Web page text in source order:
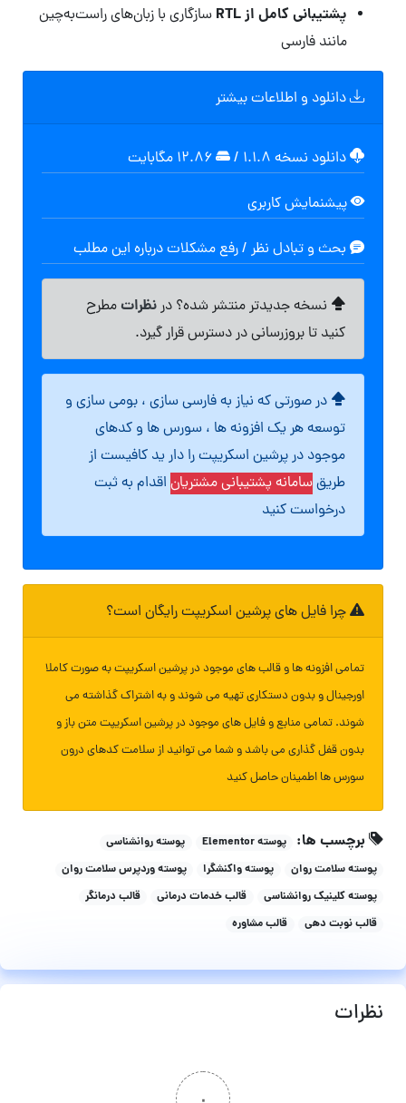
پشتیبانی کامل از RTL
سازگاری با زبان‌های راست‌به‌چین
مانند فارسی
دانلود و اطلاعات بیشتر
دانلود نسخه ۱.۱.۸ /
پیشنمایش کاربری
بحث و تبادل نظر / رفع مشکلات درباره این مطلب
نسخه جدیدتر منتشر شده؟ درنظراتمطرح
کنید تا بروزرسانی در دسترس قرار گیرد.
در صورتی که نیاز به فارسی سازی ، بومی سازی و
توسعه هر یک افزونه ها ، سورس ها و کدهای
موجود در پرشین اسکریپت را دار ید کافیست از
طریقسامانه پشتیبانی مشتریان اقدام به ثبت
درخواست کنید
چرا فایل های پرشین اسکریپت رایگان است؟
تمامی افزونه ها و قالب های موجود در پرشین اسکریپت به صورت کاملا
اورجینال و بدون دستکاری تهیه می شوند و به اشتراک گذاشته می
شوند. تمامی منابع و فایل های موجود در پرشین اسکریپت متن باز و
بدون قفل گذاری می باشد و شما می توانید از سلامت کدهای درون
سورس ها اطمینان حاصل کنید
برچسب ها: پوسته Elementor
پوسته روانشناسی
پوسته سلامت روان
پوسته واکنشگرا
پوسته وردپرس سلامت روان
پوسته کلینیک روانشناسی
قالب خدمات درمانی
قالب درمانگر
قالب نوبت دهی
قالب مشاوره
نظرات